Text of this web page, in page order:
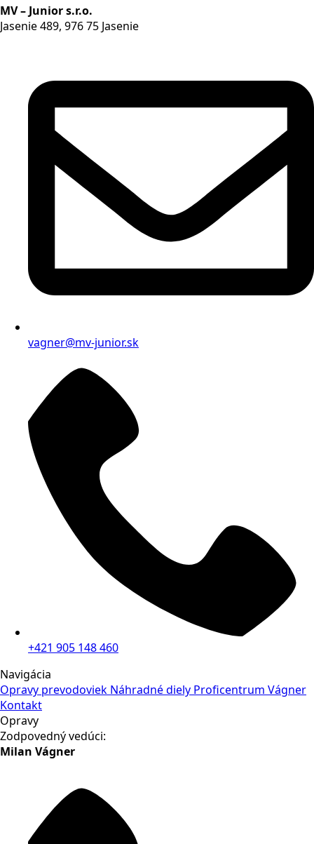
MV – Junior s.r.o.
Jasenie 489, 976 75 Jasenie
vagner@mv-junior.sk
+421 905 148 460
Navigácia
Opravy prevodoviek Náhradné diely Proficentrum Vágner
Kontakt
Opravy
Zodpovedný vedúci:
Milan Vágner